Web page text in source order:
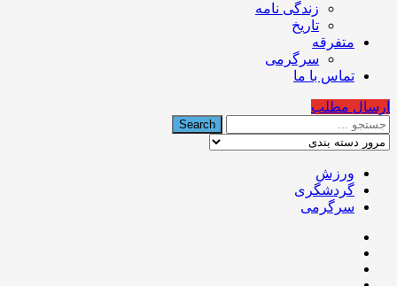
زندگی نامه
تاریخ
متفرقه
سرگرمی
تماس با ما
ارسال مطلب
ورزش
گردشگری
سرگرمی